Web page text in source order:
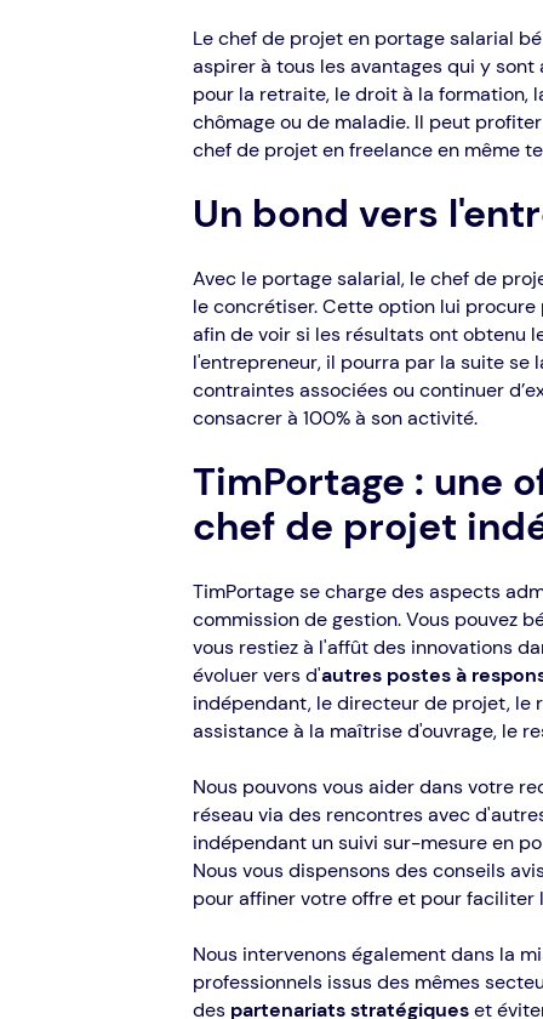
Le chef de projet en portage salarial
aspirer à tous les avantages qui y
pour la retraite, le droit à la formation,
chômage ou de maladie. Il peut
chef de projet en freelance en même
Un bond vers
Avec le portage salarial, le chef de
le concrétiser. Cette option lui
afin de voir si les résultats ont obtenu
l'entrepreneur, il pourra par la suite se
contraintes associées ou continuer
consacrer à 100% à son activité.
TimPortage : une
chef de projet
TimPortage se charge des aspects
commission de gestion. Vous pouvez
vous restiez à l'affût des innovations
évoluer vers d'autres postes à
indépendant, le directeur de projet, le
assistance à la maîtrise d'ouvrage, le
Nous pouvons vous aider dans votre
réseau via des rencontres avec
indépendant un suivi sur-mesure en
Nous vous dispensons des conseils
pour affiner votre offre et pour
Nous intervenons également dans la
professionnels issus des mêmes
des partenariats stratégiqueset